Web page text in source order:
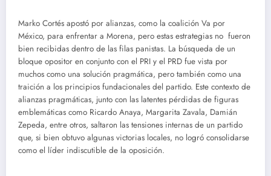
Marko Cortés apostó por alianzas, como la coalición Va por
México, para enfrentar a Morena, pero estas estrategias no fueron
bien recibidas dentro de las filas panistas. La búsqueda de un
bloque opositor en conjunto con el PRI y el PRD fue vista por
muchos como una solución pragmática, pero también como una
traición a los principios fundacionales del partido. Este contexto de
alianzas pragmáticas, junto con las latentes pérdidas de figuras
emblemáticas como Ricardo Anaya, Margarita Zavala, Damián
Zepeda, entre otros, saltaron las tensiones internas de un partido
que, si bien obtuvo algunas victorias locales, no logró consolidarse
como el líder indiscutible de la oposición.